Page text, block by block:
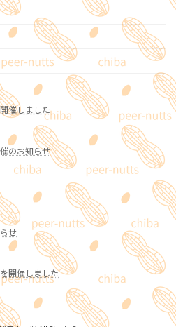
催しました
のお知らせ
せ
開催しました